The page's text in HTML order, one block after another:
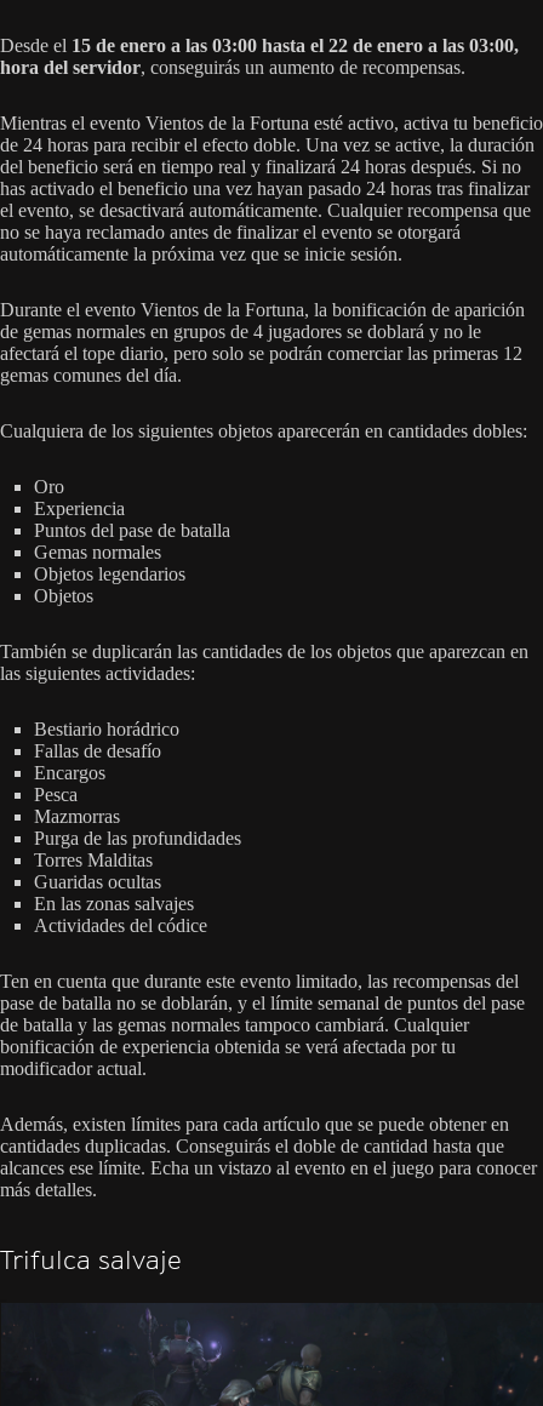
Desde el 15 de enero a las 03:00 hasta el 22 de enero a las 03:00,
hora del servidor, conseguirás un aumento de recompensas.
Mientras el evento Vientos de la Fortuna esté activo, activa tu beneficio
de 24 horas para recibir el efecto doble. Una vez se active, la duración
del beneficio será en tiempo real y finalizará 24 horas después. Si no
has activado el beneficio una vez hayan pasado 24 horas tras finalizar
el evento, se desactivará automáticamente. Cualquier recompensa que
no se haya reclamado antes de finalizar el evento se otorgará
automáticamente la próxima vez que se inicie sesión.
Durante el evento Vientos de la Fortuna, la bonificación de aparición
de gemas normales en grupos de 4 jugadores se doblará y no le
afectará el tope diario, pero solo se podrán comerciar las primeras 12
gemas comunes del día.
Cualquiera de los siguientes objetos aparecerán en cantidades dobles:
Oro
Experiencia
Puntos del pase de batalla
Gemas normales
Objetos legendarios
Objetos
También se duplicarán las cantidades de los objetos que aparezcan en
las siguientes actividades:
Bestiario horádrico
Fallas de desafío
Encargos
Pesca
Mazmorras
Purga de las profundidades
Torres Malditas
Guaridas ocultas
En las zonas salvajes
Actividades del códice
Ten en cuenta que durante este evento limitado, las recompensas del
pase de batalla no se doblarán, y el límite semanal de puntos del pase
de batalla y las gemas normales tampoco cambiará. Cualquier
bonificación de experiencia obtenida se verá afectada por tu
modificador actual.
Además, existen límites para cada artículo que se puede obtener en
cantidades duplicadas. Conseguirás el doble de cantidad hasta que
alcances ese límite. Echa un vistazo al evento en el juego para conocer
más detalles.
Trifulca salvaje